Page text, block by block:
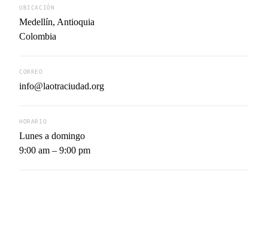
UBICACIÓN
Medellín, Antioquia
Colombia
CORREO
info@laotraciudad.org
HORARIO
Lunes a domingo
9:00 am – 9:00 pm